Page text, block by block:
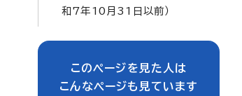
和7年10月31日以前）
このページを見た人は
こんなページも見ています